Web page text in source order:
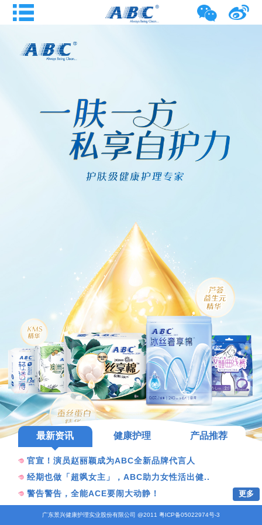
最新资讯 健康护理 产品推荐
官宣！演员赵丽颖成为ABC全新品牌代言人
经期也做「超飒女主」，ABC助力女性活出健..
警告警告，全能ACE要闹大动静！
更多
广东景兴健康护理实业股份有限公司 @2011 粤ICP备05022974号-3